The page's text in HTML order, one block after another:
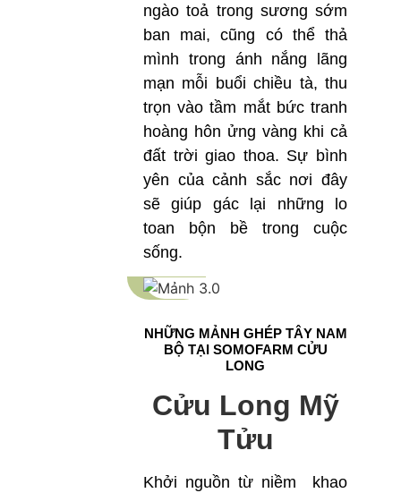
ngào toả trong sương sớm
ban mai, cũng có thể thả
mình trong ánh nắng lãng
mạn mỗi buổi chiều tà, thu
trọn vào tầm mắt bức tranh
hoàng hôn ửng vàng khi cả
đất trời giao thoa. Sự bình
yên của cảnh sắc nơi đây
sẽ giúp gác lại những lo
toan bộn bề trong cuộc
sống.
NHỮNG MẢNH GHÉP TÂY NAM
BỘ TẠI SOMOFARM CỬU
LONG
Cửu Long Mỹ
Tửu
Khởi nguồn từ niềm khao